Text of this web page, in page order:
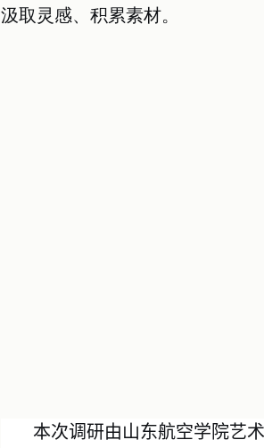
汲取灵感、积累素材。
本次调研由山东航空学院艺